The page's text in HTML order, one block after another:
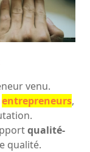
venu.
entrepreneurs,
qualité-
qualité.